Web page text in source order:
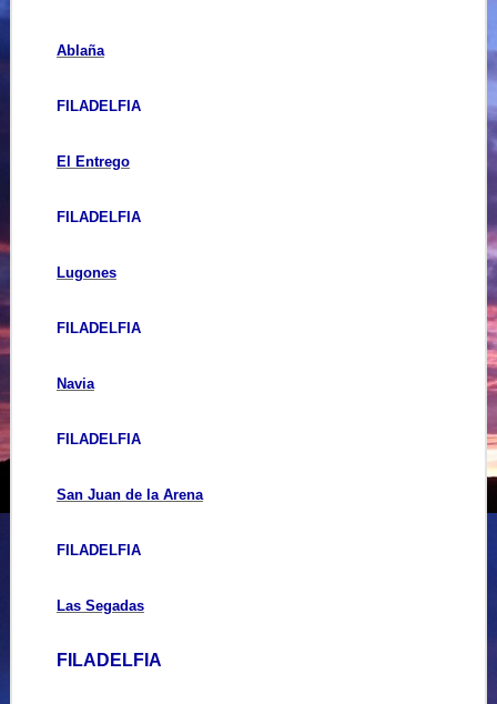
Ablaña
FILADELFIA
El Entrego
FILADELFIA
Lugones
FILADELFIA
Navia
FILADELFIA
San Juan de la Arena
FILADELFIA
Las Segadas
FILADELFIA